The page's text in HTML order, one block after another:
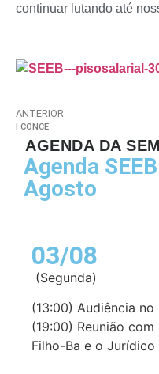
continuar lutando até
ANTERIOR
I CONCE
AGENDA DA
Agenda
Agosto
03/08
(Segunda)
(13:00) Audiência no
(19:00) Reunião
Filho-Ba e o Jurídico